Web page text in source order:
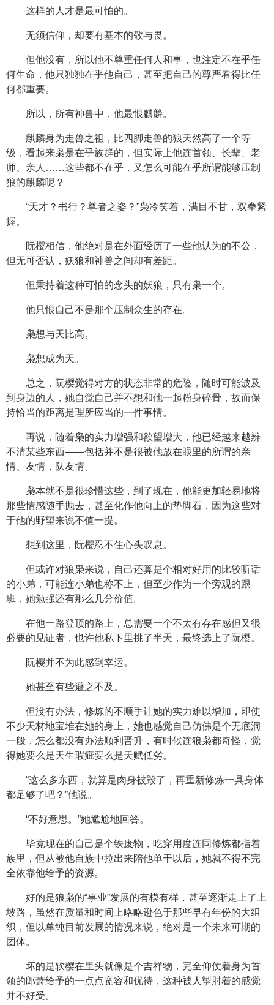
这样的人才是最可怕的。
无须信仰，却要有基本的敬与畏。
但他没有，所以他不尊重任何人和事，也注定不在乎任
何生命，他只独独在乎他自己，甚至把自己的尊严看得比任
何都重要。
所以，所有神兽中，他最恨麒麟。
麒麟身为走兽之祖，比四脚走兽的狼天然高了一个等
级，看起来枭是在乎族群的，但实际上他连首领、长辈、老
师、亲人……这些都不在乎，又怎么可能在乎所谓能够压制
狼的麒麟呢？
“天才？书行？尊者之姿？”枭冷笑着，满目不甘，双拳紧
握。
阮樱相信，他绝对是在外面经历了一些他认为的不公，
但无可否认，妖狼和神兽之间却有差距。
但秉持着这种可怕的念头的妖狼，只有枭一个。
他只恨自己不是那个压制众生的存在。
枭想与天比高。
枭想成为天。
总之，阮樱觉得对方的状态非常的危险，随时可能波及
到身边的人，她自觉自己并不想和他一起粉身碎骨，故而保
持恰当的距离是理所应当的一件事情。
再说，随着枭的实力增强和欲望增大，他已经越来越辨
不清某些东西——包括并不是很被他放在眼里的所谓的亲
情、友情，队友情。
枭本就不是很珍惜这些，到了现在，他能更加轻易地将
那些情感随手抛去，甚至化作他向上的垫脚石，因为这些对
于他的野望来说不值一提。
想到这里，阮樱忍不住心头叹息。
但或许对狼枭来说，自己还算是个相对好用的比较听话
的小弟，可能连小弟也称不上，但至少作为一个旁观的跟
班，她勉强还有那么几分价值。
在他一路登顶的路上，总需要一个不太有存在感但又很
必要的见证者，也许他私下里挑了半天，最终选上了阮樱。
阮樱并不为此感到幸运。
她甚至有些避之不及。
但没有办法，修炼的不顺手让她的实力难以增加，即使
不少天材地宝堆在她的身上，她也感觉自己仿佛是个无底洞
一般，怎么都没有办法顺利晋升，有时候连狼枭都奇怪，觉
得她要么是天生瑕疵要么是天赋低劣。
“这么多东西，就算是肉身被毁了，再重新修炼一具身体
都足够了吧？”他说。
“不好意思。”她尴尬地回答。
毕竟现在的自己是个铁废物，吃穿用度连同修炼都指着
族里，但从被他自族中拉出来陪他单干以后，她就不得不完
全依靠他给予的资源。
好的是狼枭的“事业”发展的有模有样，甚至逐渐走上了上
坡路，虽然在质量和时间上略略逊色于那些早有年份的大组
织，但以单纯目前发展的情况来说，绝对是一个未来可期的
团体。
坏的是软樱在里头就像是个吉祥物，完全仰仗着身为首
领的郎萧给予的一点点宽容和优待，这种被人掣肘着的感觉
并不好受。